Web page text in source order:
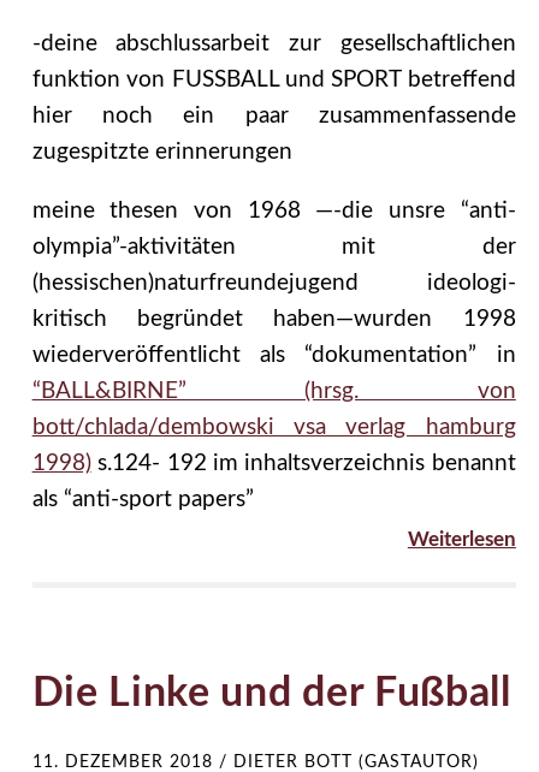
-deine abschlussarbeit zur gesellschaftlichen
funktion von FUSSBALL und SPORT betreffend
hier noch ein paar zusammenfassende
zugespitzte erinnerungen
meine thesen von 1968 —-die unsre “anti-
olympia”-aktivitäten mit der
(hessischen)naturfreundejugend ideologi-
kritisch begründet haben—wurden 1998
wiederveröffentlicht als “dokumentation” in
“BALL&BIRNE” (hrsg. von
bott/chlada/dembowski vsa verlag hamburg
1998)s.124- 192 im inhaltsverzeichnis benannt
als “anti-sport papers”
Weiterlesen
Die Linke und der Fußball
11. DEZEMBER 2018 / DIETER BOTT (GASTAUTOR)